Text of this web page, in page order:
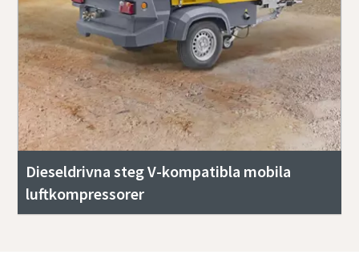
Dieseldrivna steg V-kompatibla mobila
luftkompressorer